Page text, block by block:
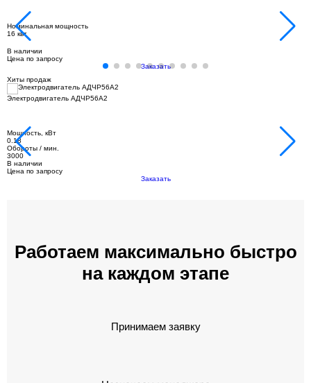
Номинальная мощность
16 квт
В наличии
Цена по запросу
Заказать
Хиты продаж
Электродвигатель АДЧР56А2
Мощность, кВт
0.18
Обороты / мин.
3000
В наличии
Цена по запросу
Заказать
Работаем максимально быстро
на каждом этапе
Принимаем заявку